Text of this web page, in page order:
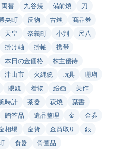
両替 九谷焼 備前焼
刀
央町 反物 古銭
商品券
天皇 奈義町 小判
尺八
掛け軸 掛軸
携帯
本日の金価格
株主優待
津山市 火縄銃 玩具
珊瑚
眼鏡 着物 絵画
美作
時計 茶器 萩焼
葉書
贈答品 遺品整理 金
金券
相場 金貨 金買取り
銀
食器 骨董品